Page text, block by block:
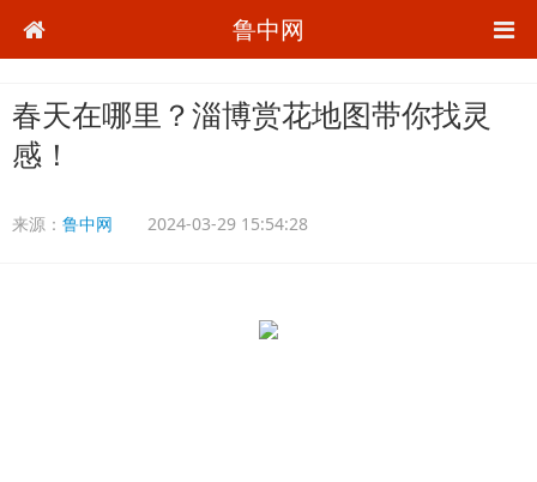
鲁中网
春天在哪里？淄博赏花地图带你找灵
感！
来源： 鲁中网 2024-03-29 15:54:28